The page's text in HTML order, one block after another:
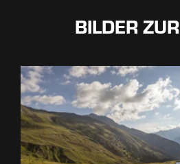
BILDER